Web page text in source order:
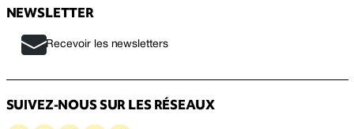
NEWSLETTER
Recevoir les newsletters
SUIVEZ-NOUS SUR LES RÉSEAUX